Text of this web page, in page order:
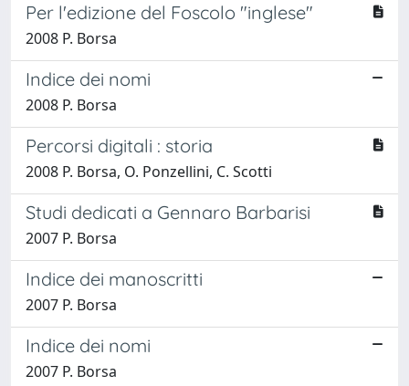
Per l'edizione del Foscolo "inglese"
2008 P. Borsa
Indice dei nomi
2008 P. Borsa
Percorsi digitali : storia
2008 P. Borsa, O. Ponzellini, C. Scotti
Studi dedicati a Gennaro Barbarisi
2007 P. Borsa
Indice dei manoscritti
2007 P. Borsa
Indice dei nomi
2007 P. Borsa